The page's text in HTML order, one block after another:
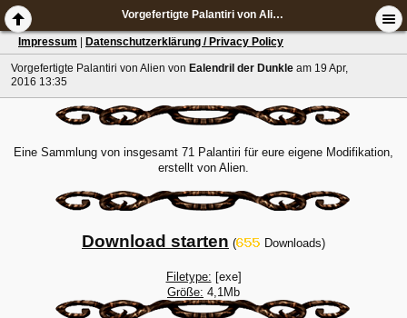
Vorgefertigte Palantiri von Alien
Impressum Datenschutzerklärung / Privacy Policy
Vorgefertigte Palantiri von Alien von Ealendril der Dunkle am 19 Apr,
2016 13:35
Eine Sammlung von insgesamt 71 Palantiri für eure eigene Modifikation,
erstellt von Alien.
Download starten ( Downloads)
Filetype: [exe]
Größe: 4,1Mb